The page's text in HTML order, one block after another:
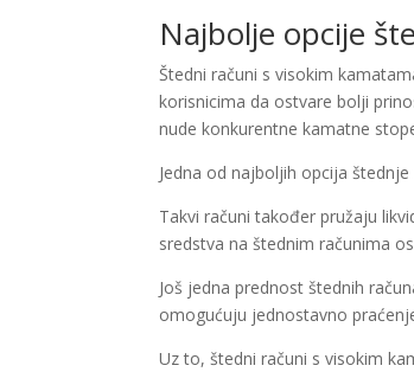
Najbolje opcije
Štedni računi s visokim
korisnicima da ostvare bolji
nude konkurentne kamatne
Jedna od najboljih opcija
Takvi računi također pružaju
sredstva na štednim računima
Još jedna prednost štednih
omogućuju jednostavno
Uz to, štedni računi s visokim